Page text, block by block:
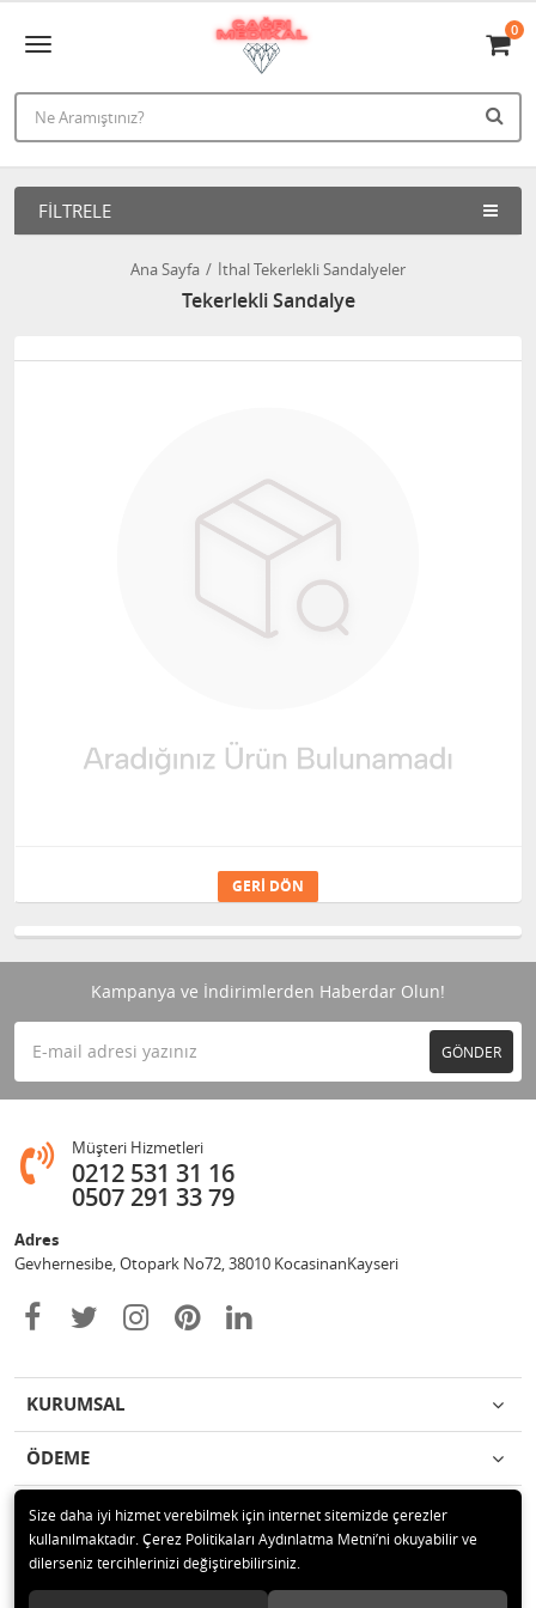
0
FILTRELE
Ana Sayfa İthal Tekerlekli Sandalyeler
Tekerlekli Sandalye
GERI DÖN
Kampanya ve İndirimlerden Haberdar Olun!
GÖNDER
Müşteri Hizmetleri
0212 531 31 16
0507 291 33 79
Adres
Gevhernesibe, Otopark No72, 38010 KocasinanKayseri
KURUMSAL
ÖDEME
İLETİŞİM
© 2020 Çağrı Medikal Tekerlekli Sandalye Mağazası Tüm hakları saklıdır.
Size daha iyi hizmet verebilmek için internet sitemizde çerezler
kullanılmaktadır. Çerez Politikaları Aydınlatma Metni’ni okuyabilir ve
dilerseniz tercihlerinizi değiştirebilirsiniz.